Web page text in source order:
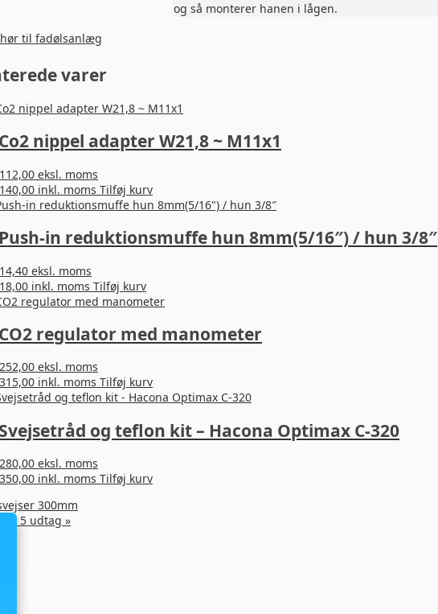
og så monterer hanen i lågen.
til fadølsanlæg
varer
Co2 nippel adapter W21,8 ~ M11x1
112,00 eksl. moms
140,00 inkl. moms Tilføj kurv
Push-in reduktionsmuffe hun 8mm(5/16″) / hun 3/8″
14,40 eksl. moms
18,00 inkl. moms Tilføj kurv
CO2 regulator med manometer
252,00 eksl. moms
315,00 inkl. moms Tilføj kurvDette
vare
flere
varianter.
kan
vælges
Svejsetråd og teflon kit – Hacona Optimax C-320
280,00 eksl. moms
350,00 inkl. moms Tilføj kurv
300mm
5 udtag »